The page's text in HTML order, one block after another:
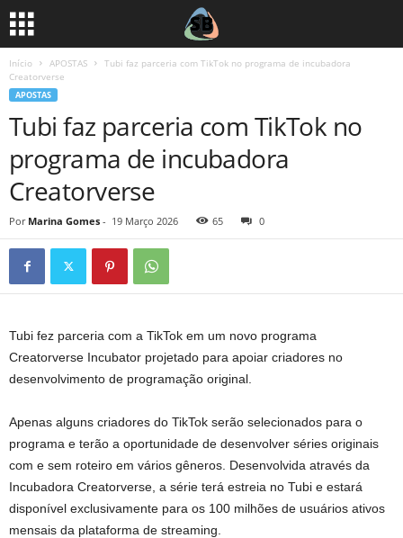
Início APOSTAS
Tubi faz parceria com TikTok no programa de incubadora
Creatorverse
APOSTAS
Tubi faz parceria com TikTok no
programa de incubadora
Creatorverse
Por Marina Gomes - 19 Março 2026 65 0
Tubi fez parceria com a TikTok em um novo programa
Creatorverse Incubator projetado para apoiar criadores no
desenvolvimento de programação original.
Apenas alguns criadores do TikTok serão selecionados para o
programa e terão a oportunidade de desenvolver séries originais
com e sem roteiro em vários gêneros. Desenvolvida através da
Incubadora Creatorverse, a série terá estreia no Tubi e estará
disponível exclusivamente para os 100 milhões de usuários ativos
mensais da plataforma de streaming.